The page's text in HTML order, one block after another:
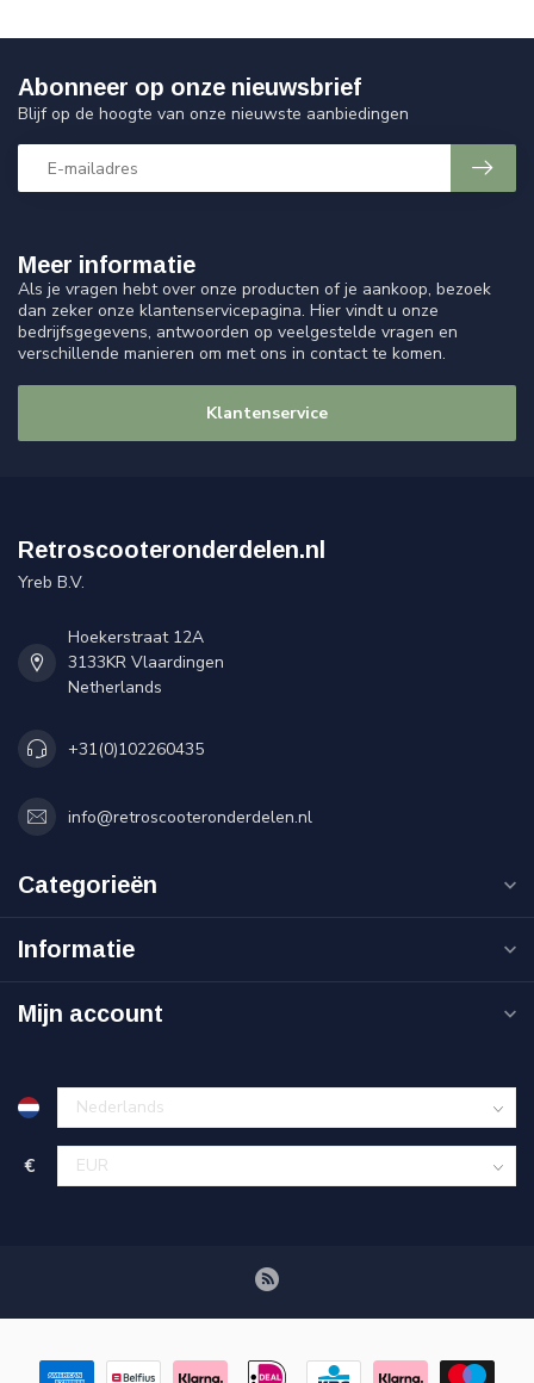
Meer informatie
Als je vragen hebt over onze producten of je aankoop, bezoek
dan zeker onze klantenservicepagina. Hier vindt u onze
bedrijfsgegevens, antwoorden op veelgestelde vragen en
verschillende manieren om met ons in contact te komen.
Klantenservice
Abonneer op onze nieuwsbrief
Blijf op de hoogte van onze nieuwste aanbiedingen
Retroscooteronderdelen.nl
Yreb B.V.
Hoekerstraat 12A
3133KR Vlaardingen
Netherlands
+31(0)102260435
info@retroscooteronderdelen.nl
Categorieën
Informatie
Mijn account
€